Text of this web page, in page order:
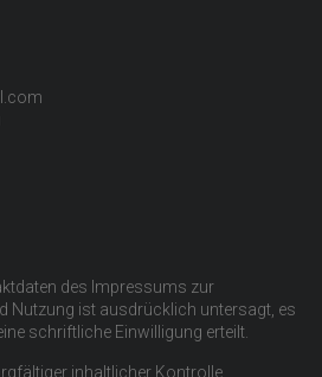
des Impressums zur
Nutzung ist ausdrücklich untersagt, es
schriftliche Einwilligung erteilt.
inhaltlicher Kontrolle